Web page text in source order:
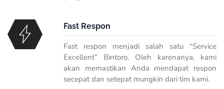
Fast Respon
Fast respon menjadi salah satu “Service
Excellent” Bintoro. Oleh karenanya, kami
akan memastikan Anda mendapat respon
secepat dan setepat mungkin dari tim kami.